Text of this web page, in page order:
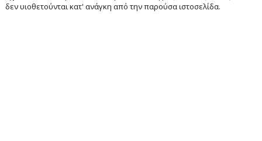
δεν υιοθετούνται κατ' ανάγκη από την παρούσα ιστοσελίδα.